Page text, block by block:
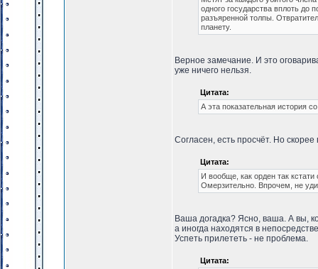
одного государства вплоть до
разъяренной толпы.
планету.
Верное замечание. И это
уже ничего нельзя.
Цитата:
А эта показательная история
Согласен, есть просчёт. Но
Цитата:
И вообще, как орден так
Омерзительно. Впрочем, не
Ваша догадка? Ясно, ваша. А вы,
а иногда находятся в
Успеть прилететь - не проблема.
Цитата: